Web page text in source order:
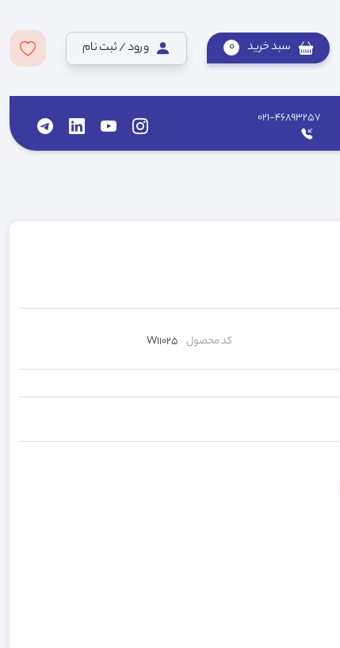
سبد خرید 0 ورود / ثبت نام
021-46893257
کد محصول W11025